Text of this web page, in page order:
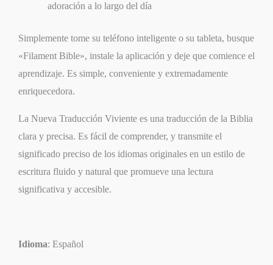
adoración a lo largo del día
Simplemente tome su teléfono inteligente o su tableta, busque
«Filament Bible», instale la aplicación y deje que comience el
aprendizaje. Es simple, conveniente y extremadamente
enriquecedora.
La Nueva Traducción Viviente es una traducción de la Biblia
clara y precisa. Es fácil de comprender, y transmite el
significado preciso de los idiomas originales en un estilo de
escritura fluido y natural que promueve una lectura
significativa y accesible.
Idioma: Español